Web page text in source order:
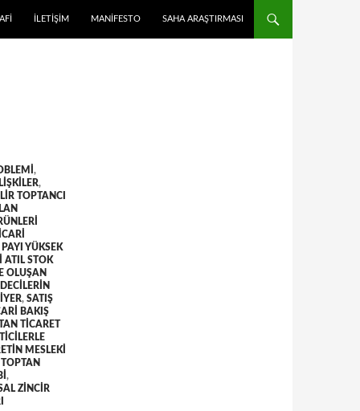
İLETIŞIM MANIFESTO SAHA ARAŞTIRMASI
,
,
TOPTANCI
YÜKSEK
ATIL STOK
OLUŞAN
, SATIŞ
BAKIŞ
TICARET
MESLEKI
TOPTAN
,
ZINCIR